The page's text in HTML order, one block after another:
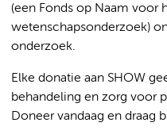
(een Fonds op Naam
wetenschapsonderzoek)
onderzoek.
Elke donatie aan SHOW
behandeling en zorg voor
Doneer vandaag en draag